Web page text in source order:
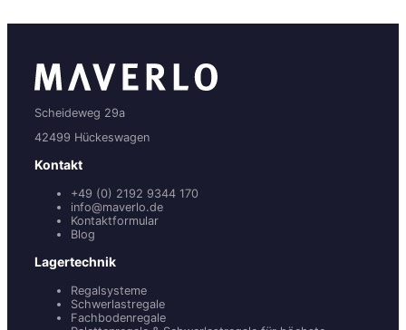
Scheideweg 29a
42499 Hückeswagen
Kontakt
+49 (0) 2192 9344 170
info@maverlo.de
Kontaktformular
Blog
Lagertechnik
Regalsysteme
Schwerlastregale
Fachbodenregale